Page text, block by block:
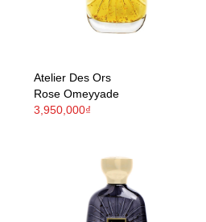
Atelier Des Ors
Rose Omeyyade
3,950,000₫